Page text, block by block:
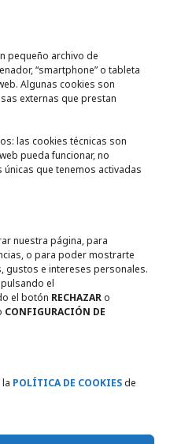
pequeño archivo de
“smartphone” o tableta
Algunas cookies son
externas que prestan
las cookies técnicas son
pueda funcionar, no
que tenemos activadas
nuestra página, para
o para poder mostrarte
gustos e intereses personales.
el
el botón RECHAZARo
CONFIGURACIÓN DE
POLÍTICA DE COOKIESde
de privacidad
de Cookies